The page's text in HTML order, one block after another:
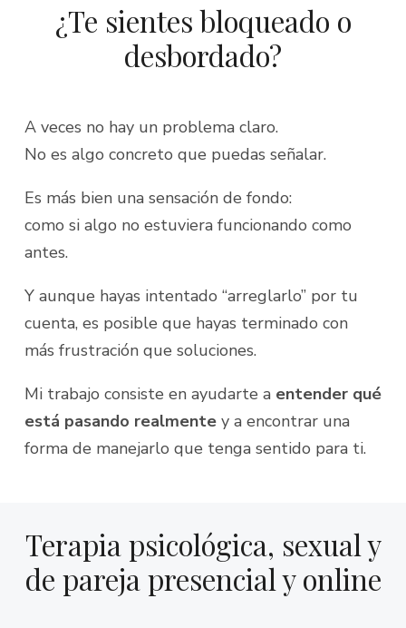
¿Te sientes bloqueado o
desbordado?
A veces no hay un problema claro.
No es algo concreto que puedas señalar.
Es más bien una sensación de fondo:
como si algo no estuviera funcionando como
antes.
Y aunque hayas intentado “arreglarlo” por tu
cuenta, es posible que hayas terminado con
más frustración que soluciones.
Mi trabajo consiste en ayudarte a entender qué
está pasando realmente y a encontrar una
forma de manejarlo que tenga sentido para ti.
Terapia psicológica, sexual y
de pareja presencial y online